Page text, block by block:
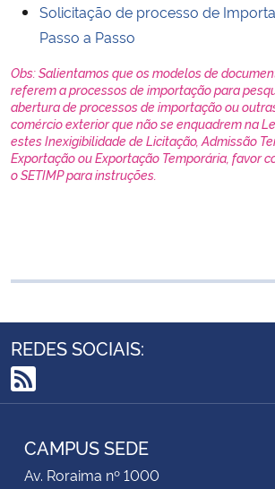
Solicitação de processo de
Passo a Passo
Obs: Salientamos que os modelos de
referem a processos de importação para
abertura de processos de importação ou
comércio exterior que não se enquadrem na
estes Inexigibilidade de Licitação, Admissão
Exportação ou Exportação Temporária, favor
o SETIMP para instruções.
REDES SOCIAIS:
RSS
CAMPUS SEDE
Av. Roraima nº 1000